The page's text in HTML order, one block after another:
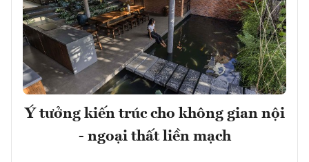
Ý tưởng kiến trúc cho không gian nội
- ngoại thất liền mạch